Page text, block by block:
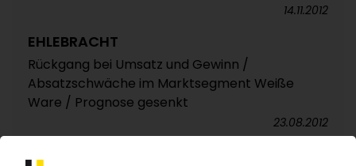
14.11.2012
EHLEBRACHT
Rückgang bei Umsatz und Gewinn /
Absatzschwäche im Marktsegment Weiße
Ware / Prognose gesenkt
23.08.2012